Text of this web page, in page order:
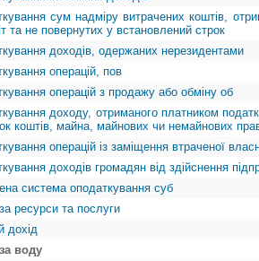
сум надміру витрачених коштів,
та не повернутих у встановлений строк
доходів, одержаних нерезидентами
операцій, пов
операцій з продажу або обміну об
доходу, отриманого платником
коштів, майна, майнових чи немайнових
операцій із заміщення втраченої
доходів громадян від здійснення
система оподаткування суб
ресурси та послуги
дохід
воду